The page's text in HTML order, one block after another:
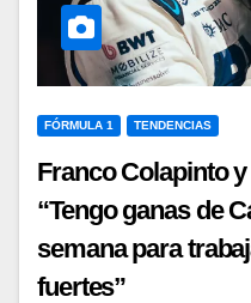
FÓRMULA 1 TENDENCIAS
Franco Colapinto
“Tengo ganas de
semana para
fuertes”